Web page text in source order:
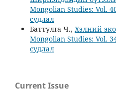
Mongolian Studies: Vol.
судлал
Баттулга Ч., Хэлний
Mongolian Studies: Vol.
судлал
Current Issue